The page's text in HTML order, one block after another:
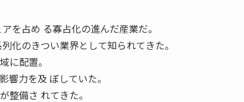
を占め る寡占化の進んだ産業だ。
化のきつい業界として知られてきた。
に配置。
響力を及 ぼしていた。
整備さ れてきた。